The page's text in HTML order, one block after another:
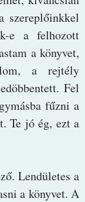
e a felhozott
a könyvet,
a rejtély
Fel
fűzni a
Te jó ég, ezt a
Lendületes a
a könyvet. A